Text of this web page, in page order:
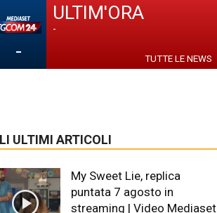
-
ULTIM'ORA
-
TUTTE LE NEWS
ULTIMI ARTICOLI
My Sweet Lie, replica
puntata 7 agosto in
streaming | Video Mediaset